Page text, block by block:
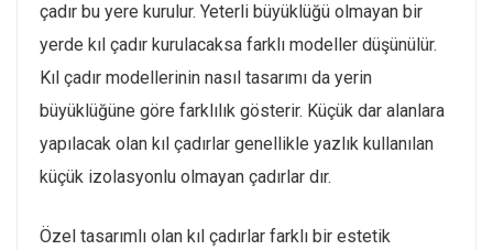
çadır bu yere kurulur. Yeterli büyüklüğü olmayan bir
yerde kıl çadır kurulacaksa farklı modeller düşünülür.
Kıl çadır modellerinin nasıl tasarımı da yerin
büyüklüğüne göre farklılık gösterir. Küçük dar alanlara
yapılacak olan kıl çadırlar genellikle yazlık kullanılan
küçük izolasyonlu olmayan çadırlar dır.
Özel tasarımlı olan kıl çadırlar farklı bir estetik